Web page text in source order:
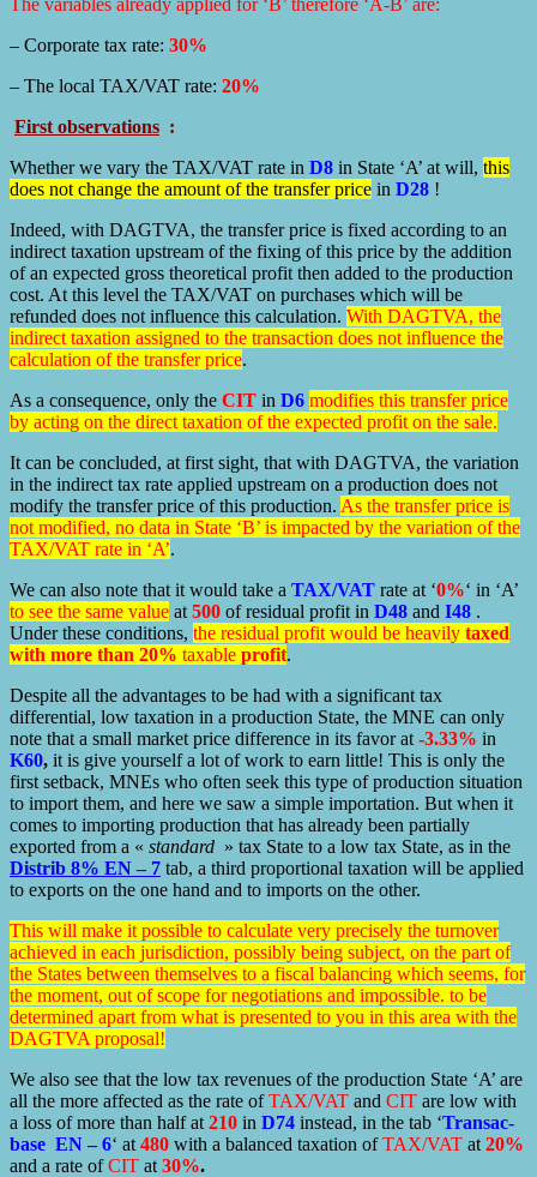
– Corporate tax rate: 30%
– The local TAX/VAT rate: 20%
First observations :
Whether we vary the TAX/VAT rate in D8 in State ‘A’ at will, this
does not change the amount of the transfer price in D28 !
Indeed, with DAGTVA, the transfer price is fixed according to an
indirect taxation upstream of the fixing of this price by the addition
of an expected gross theoretical profit then added to the production
cost. At this level the TAX/VAT on purchases which will be
refunded does not influence this calculation. With DAGTVA, the
indirect taxation assigned to the transaction does not influence the
calculation of the transfer price.
As a consequence, only the CIT in D6 modifies this transfer price
by acting on the direct taxation of the expected profit on the sale.
It can be concluded, at first sight, that with DAGTVA, the variation
in the indirect tax rate applied upstream on a production does not
modify the transfer price of this production. As the transfer price is
not modified, no data in State ‘B’ is impacted by the variation of the
TAX/VAT rate in ‘A’.
We can also note that it would take a TAX/VAT rate at ‘0%‘ in ‘A’
to see the same value at 500 of residual profit in D48 and I48 .
Under these conditions, the residual profit would be heavily taxed
with more than 20% taxable profit.
Despite all the advantages to be had with a significant tax
differential, low taxation in a production State, the MNE can only
note that a small market price difference in its favor at -3.33% in
K60, it is give yourself a lot of work to earn little! This is only the
first setback, MNEs who often seek this type of production situation
to import them, and here we saw a simple importation. But when it
comes to importing production that has already been partially
exported from a « standard » tax State to a low tax State, as in the
Distrib 8% EN – 7 tab, a third proportional taxation will be applied
to exports on the one hand and to imports on the other.
This will make it possible to calculate very precisely the turnover
achieved in each jurisdiction, possibly being subject, on the part of
the States between themselves to a fiscal balancing which seems, for
the moment, out of scope for negotiations and impossible. to be
determined apart from what is presented to you in this area with the
DAGTVA proposal!
We also see that the low tax revenues of the production State ‘A’ are
all the more affected as the rate ofTAX/VAT and CIT are low with
a loss of more than half at 210 in D74 instead, in the tab ‘Transac-
base EN – 6‘ at 480 with a balanced taxation ofTAX/VAT at 20%
and a rate ofCIT at 30%.